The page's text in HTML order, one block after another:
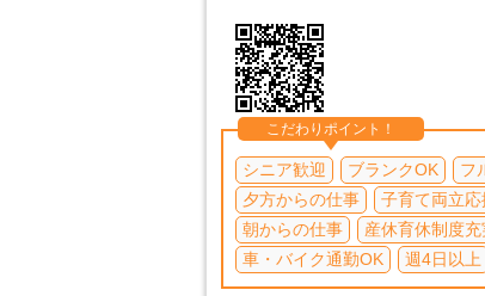
こだわりポイント！
シニア歓迎 ブランクOK フ
夕方からの仕事
子育て両立応
朝からの仕事
産休育休制度充
車・バイク通勤OK
週4日以上